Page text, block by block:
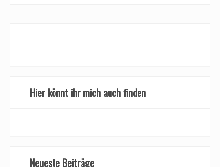
Hier könnt ihr mich auch finden
Neueste Beiträge